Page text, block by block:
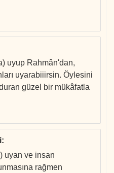
uyup Rahmân'dan,
uyarabiiirsin. Öylesini
güzel bir mükâfatla
:
uyan ve insan
rağmen